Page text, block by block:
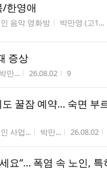
한영애
음악 영화방 작성자
박만영 (고1...
증상
작성자
박만... 작성시간
26.08.02 조회수
9
꿀잠 예약… 숙면 부
사업... 작성자
박만... 작성시간
26.08.02
요”… 폭염 속 노인,